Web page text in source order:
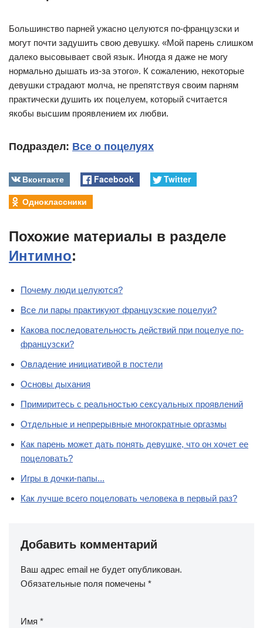
Большинство парней ужасно целуются по-французски и
могут почти задушить свою девушку. «Мой парень слишком
далеко высовывает свой язык. Иногда я даже не могу
нормально дышать из-за этого». К сожалению, некоторые
девушки страдают молча, не препятствуя своим парням
практически душить их поцелуем, который считается
якобы высшим проявлением их любви.
Подраздел: Все о поцелуях
Вконтакте Facebook
Twitter
Одноклассники
Похожие материалы в разделе
Интимно:
Почему люди целуются?
Все ли пары практикуют французские поцелуи?
Какова последовательность действий при поцелуе по-
французски?
Овладение инициативой в постели
Основы дыхания
Примиритесь с реальностью сексуальных проявлений
Отдельные и непрерывные многократные оргазмы
Как парень может дать понять девушке, что он хочет ее
поцеловать?
Игры в дочки-папы...
Как лучше всего поцеловать человека в первый раз?
Добавить комментарий
Ваш адрес email не будет опубликован.
Обязательные поля помечены *
Имя *